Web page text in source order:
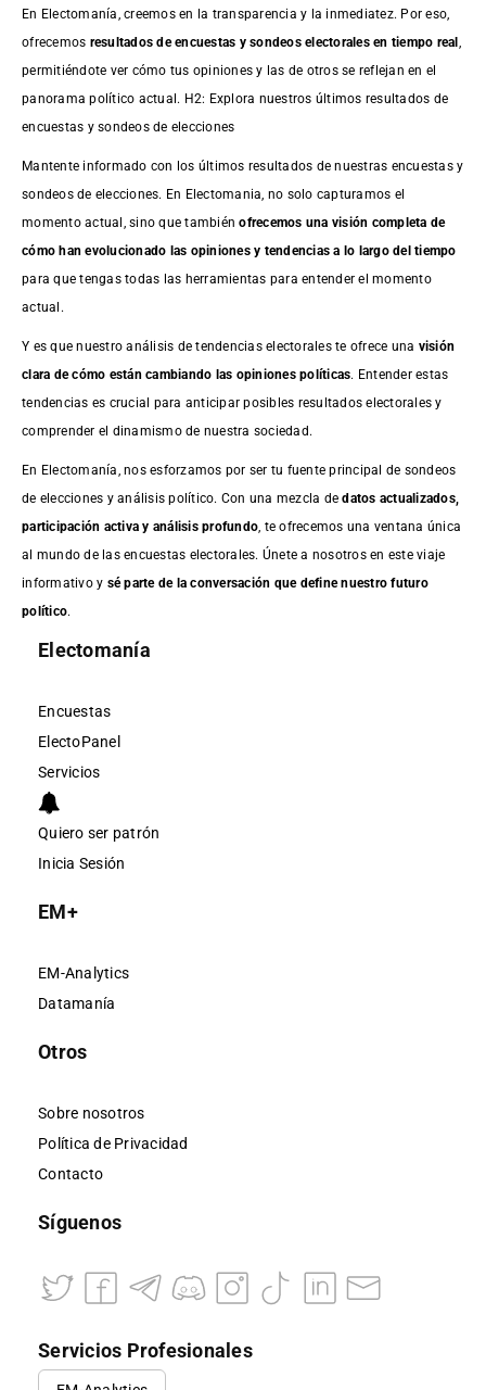
En Electomanía, creemos en la transparencia y la inmediatez. Por eso,
ofrecemos resultados deencuestas y sondeos electorales en tiempo real
permitiéndote ver cómo tus opiniones y las de otros se reflejan en el
panorama político actual. H2: Explora nuestros últimos resultados de
encuestas y sondeos de elecciones
Mantente informado con los últimos resultados de nuestras encuestasy
sondeos de elecciones. En Electomania, no solo capturamos el
momento actual, sino que tambiénofrecemos una visión completa de
cómo han evolucionado las opiniones y tendencias a lo largo del tiempo
para que tengas todas las herramientas para entender el momento
actual.
Y es que nuestro análisis de tendencias electorales te ofrece una visión
clara de cómo están cambiando las opiniones políticas. Entender estas
tendencias es crucial para anticipar posibles resultados electorales y
comprender el dinamismo de nuestra sociedad.
En Electomanía, nos esforzamos por ser tu fuente principal de sondeos
de elecciones y análisis político. Con una mezcla dedatos actualizados,
participación activa y análisis profundo , te ofrecemos una ventana única
al mundo de las encuestas electorales. Únete a nosotros en este viaje
informativo y sé parte de la conversación que define nuestro futuro
político.
Electomanía
Encuestas
ElectoPanel
Servicios
Quiero ser patrón
Inicia Sesión
EM+
EM-Analytics
Datamanía
Otros
Sobre nosotros
Política de Privacidad
Contacto
Síguenos
Servicios Profesionales